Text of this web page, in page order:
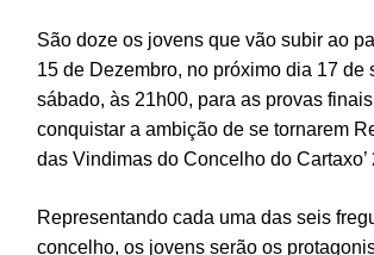
São doze os jovens que vão subir ao
15 de Dezembro, no próximo dia 17 de
sábado, às 21h00, para as provas
conquistar a ambição de se tornarem
das Vindimas do Concelho do Cartaxo’
Representando cada uma das seis
concelho, os jovens serão os